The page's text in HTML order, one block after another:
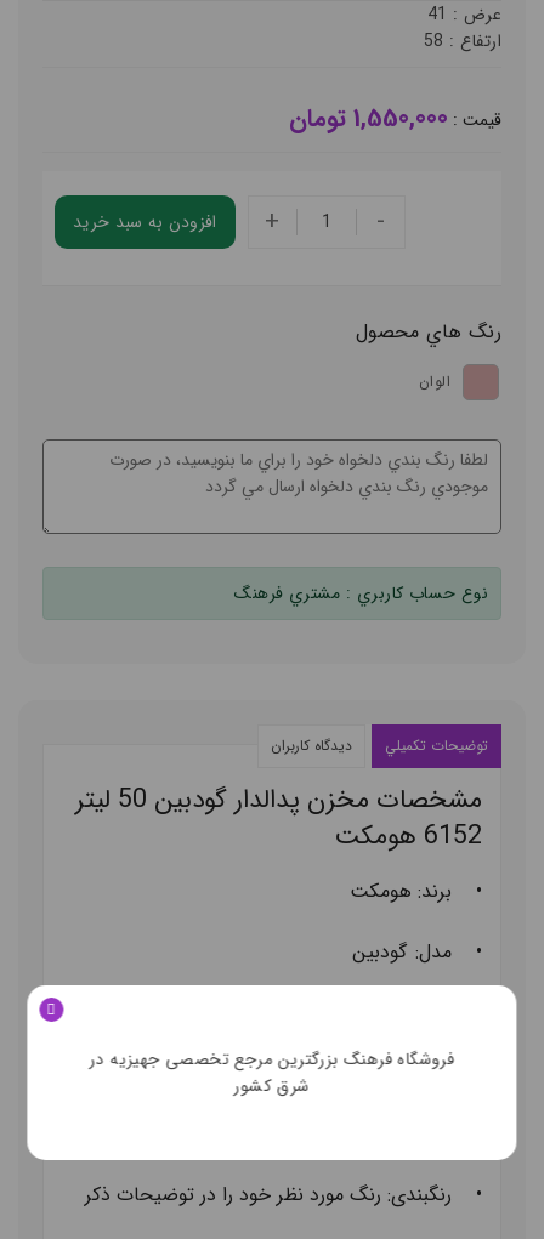
عرض :
ارتفاع :
قيمت : 1,550,000 تومان
افزودن به سبد خريد -
+
رنگ هاي محصول
الوان
نوع حساب کاربري : مشتري فرهنگ
توضيحات تکميلي ديدگاه کاربران
مشخصات
مخزن پدالدار گودبین 50 لیتر
6152 هومکت
• برند: هومکت
• مدل: گودبین
•سایز: 58*41*48
• رنگبندی: رنگ مورد نظر خود را در توضیحات ذکر
فروشگاه فرهنگ بزرگترین مرجع تخصصی جهیزیه در
شرق کشور